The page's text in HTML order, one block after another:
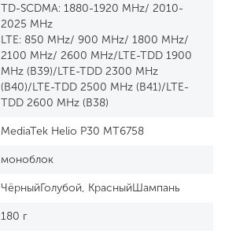
TD-SCDMA: 1880-1920 MHz/ 2010-
2025 MHz
LTE: 850 MHz/ 900 MHz/ 1800 MHz/
2100 MHz/ 2600 MHz/LTE-TDD 1900
MHz (B39)/LTE-TDD 2300 MHz
(B40)/LTE-TDD 2500 MHz (B41)/LTE-
TDD 2600 MHz (B38)
MediaTek Helio P30 MT6758
моноблок
ЧёрныйГолубой, КрасныйШампань
180 г